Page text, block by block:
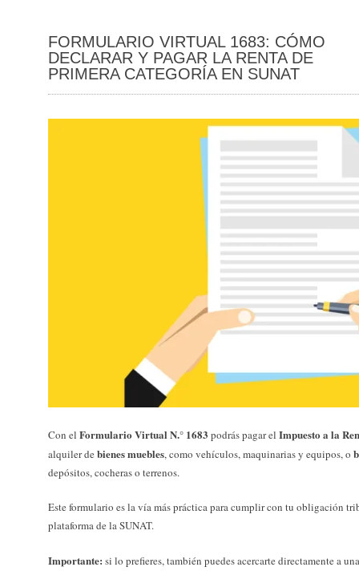
FORMULARIO VIRTUAL 1683: CÓMO
DECLARAR Y PAGAR LA RENTA DE
PRIMERA CATEGORÍA EN SUNAT
Con el Formulario Virtual N.° 1683 podrás pagar el Impuesto a la
alquiler de bienes muebles, como vehículos, maquinarias y equipos, o
depósitos, cocheras o terrenos.
Este formulario es la vía más práctica para cumplir con tu obligación
plataforma de la SUNAT.
Importante: si lo prefieres, también puedes acercarte directamente a